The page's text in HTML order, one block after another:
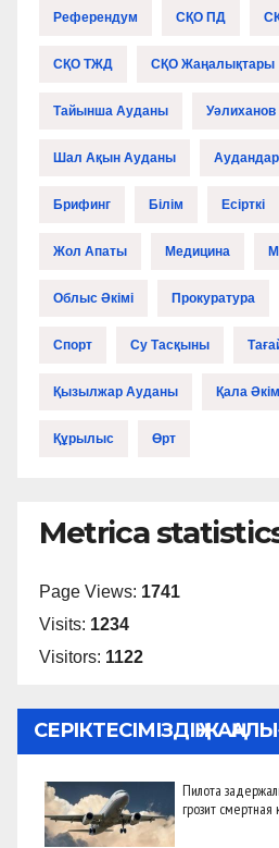
Референдум СҚО ПД
СҚО ТЖД СҚО Жаңалықтары
Тайынша Ауданы
Шал Ақын Ауданы Аудандар
Брифинг Білім Есірткі
Жол Апаты Медицина
Облыс Әкімі Прокуратура
Спорт Су Тасқыны
Қызылжар Ауданы Қала
Құрылыс Өрт
Metrica
Page Views: 1741
Visits: 1234
Visitors: 1122
СЕРІКТЕСІМІЗДІҢ
Пилота
грозит смертная